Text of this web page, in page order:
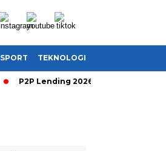
SPORT TEKNOLOGI
P2P Lending 2026: Cara Cerdas